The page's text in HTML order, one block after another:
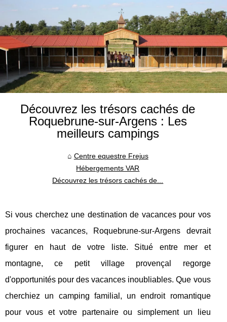
Découvrez les trésors cachés de
Roquebrune-sur-Argens : Les
meilleurs campings
Centre equestre Frejus
Hébergements VAR
Découvrez les trésors cachés de...
Si vous cherchez une destination de vacances pour vos
prochaines vacances, Roquebrune-sur-Argens devrait
figurer en haut de votre liste. Situé entre mer et
montagne, ce petit village provençal regorge
d'opportunités pour des vacances inoubliables. Que vous
cherchiez un camping familial, un endroit romantique
pour vous et votre partenaire ou simplement un lieu